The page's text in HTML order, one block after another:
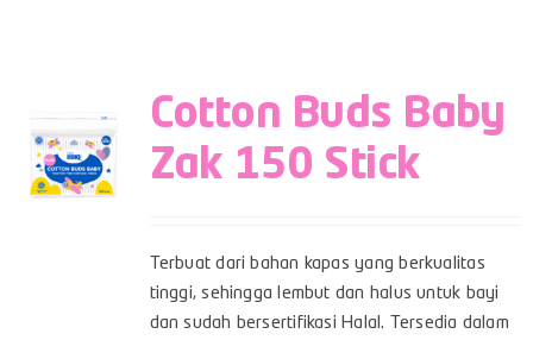
Cotton Buds Baby
Zak 150 Stick
Terbuat dari bahan kapas yang berkualitas
tinggi, sehingga lembut dan halus untuk bayi
dan sudah bersertifikasi Halal. Tersedia dalam